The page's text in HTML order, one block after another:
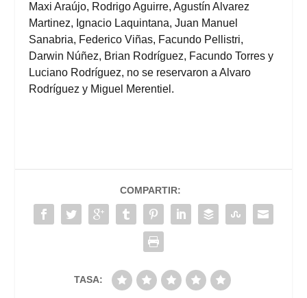
Maxi Araújo, Rodrigo Aguirre, Agustín Alvarez
Martinez, Ignacio Laquintana, Juan Manuel
Sanabria, Federico Viñas, Facundo Pellistri,
Darwin Núñez, Brian Rodríguez, Facundo Torres y
Luciano Rodríguez, no se reservaron a Alvaro
Rodríguez y Miguel Merentiel.
COMPARTIR:
TASA: